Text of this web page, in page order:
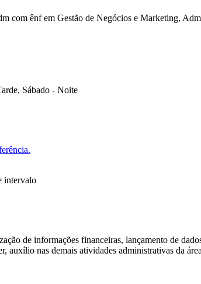
com ênf em Gestão de Negócios e Marketing,
Sábado - Noite
intervalo
de informações financeiras, lançamento de
auxílio nas demais atividades administrativas da área